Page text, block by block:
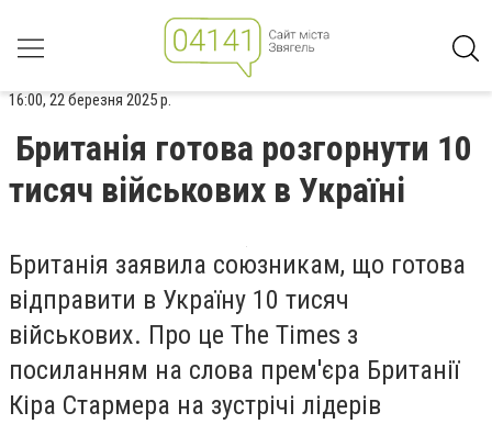
16:00, 22 березня 2025 р.
Британія готова розгорнути 10
тисяч військових в Україні
Британія заявила союзникам, що готова
відправити в Україну 10 тисяч
військових. Про це The Times з
посиланням на слова прем'єра Британії
Кіра Стармера на зустрічі лідерів